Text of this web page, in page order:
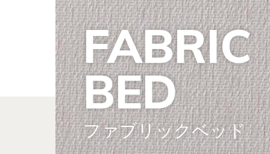
FABRIC
BED
ファブリックベッド